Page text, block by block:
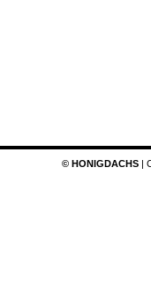
© HONIGDACHS |